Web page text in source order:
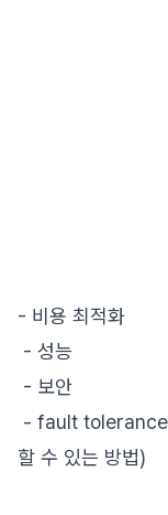
- 비용 최적화
- 성능
- 보안
- fault tolerance
할 수 있는 방법)